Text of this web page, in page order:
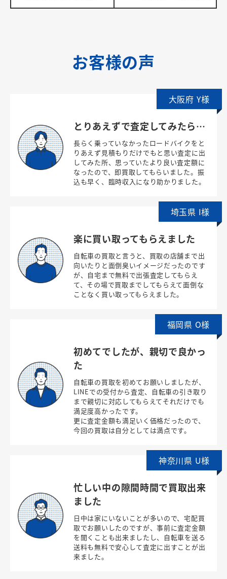
お客様の声
とりあえずで査定してみたら…
長らく乗っていなかったロードバイクをと
りあえず見積もりだけでもと思い査定に出
してみた所、思っていたより良い査定額に
なったので、即買取してもらいました。振
込も早く、臨時収入になり助かりました。
大阪府 Y様
楽に買い取ってもらえました
自転車の買取と言うと、買取の店舗まで出
向いたりと面倒臭いイメージだったのです
が、自宅まで無料で出張査定してもらえ
て、その場で買取までしてもらえて面倒な
ことなく買い取ってもらえました。
埼玉県 I様
初めてでしたが、親切で良かっ
た
自転車の買取を初めてお願いしましたが、
LINEでの受付から査定、自転車の引き取り
まで親切に対応してもらえてそれだけでも
満足度高かったです。
更に査定金額も満足いく価格だったので、
今回の買取は自分としては満点です。
福岡県 O様
忙しい中の隙間時間で買取出来
ました
日中は家にいないことが多いので、宅配買
取でお願いしたのですが、事前に査定金額
を聞くことも出来ましたし、自転車を送る
送料も無料で安心して査定に出すことが出
来ました。
神奈川県 U様